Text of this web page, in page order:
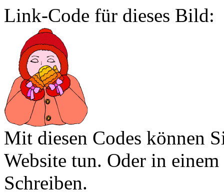
Link-Code für dieses Bild:
Mit diesen Codes können
Website tun. Oder in
Schreiben.